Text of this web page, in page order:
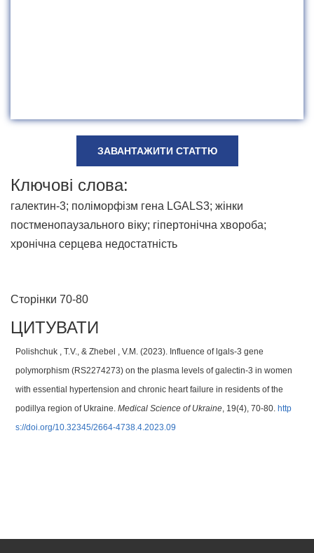
ЗАВАНТАЖИТИ СТАТТЮ
Ключові слова:
галектин-3; поліморфізм гена LGALS3; жінки
постменопаузального віку; гіпертонічна хвороба;
хронічна серцева недостатність
Сторінки 70-80
ЦИТУВАТИ
Polishchuk , T.V., & Zhebel , V.M. (2023). Influence of lgals-3 gene
polymorphism (RS2274273) on the plasma levels of galectin-3 in women
with essential hypertension and chronic heart failure in residents of the
podillya region of Ukraine. Medical Science of Ukraine, 19(4), 70-80. http
s://doi.org/10.32345/2664-4738.4.2023.09